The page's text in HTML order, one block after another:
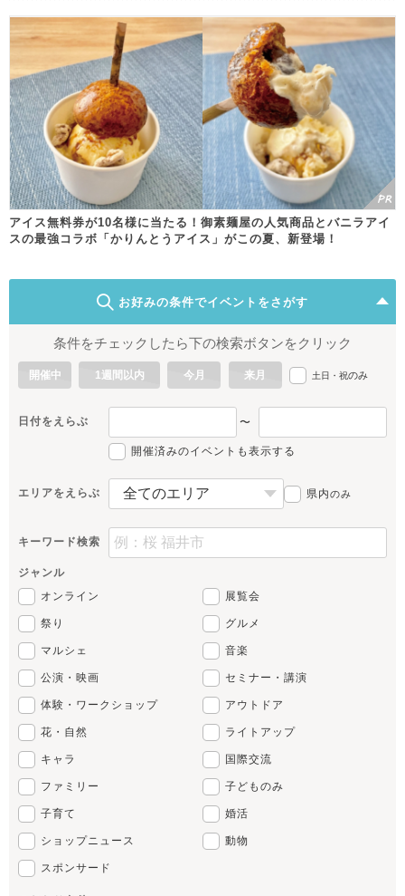
アイス無料券が10名様に当たる！御素麺屋の人気商品とバニラアイ
スの最強コラボ「かりんとうアイス」がこの夏、新登場！
お好みの条件でイベントをさがす
条件をチェックしたら下の検索ボタンをクリック
開催中 1週間以内 今月 来月 土日・祝のみ
日付をえらぶ 〜
開催済みのイベントも表示する
エリアをえらぶ 県内のみ
キーワード検索
ジャンル
オンライン
展覧会
祭り グルメ
マルシェ 音楽
公演・映画 セミナー・講演
体験・ワークショップ アウトドア
花・自然 ライトアップ
キャラ 国際交流
ファミリー 子どものみ
子育て 婚活
ショップニュース 動物
スポンサード